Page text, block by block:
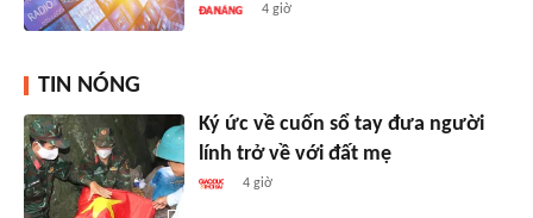
4 giờ
TIN NÓNG
Ký ức về cuốn sổ tay đưa người
lính trở về với đất mẹ
4 giờ